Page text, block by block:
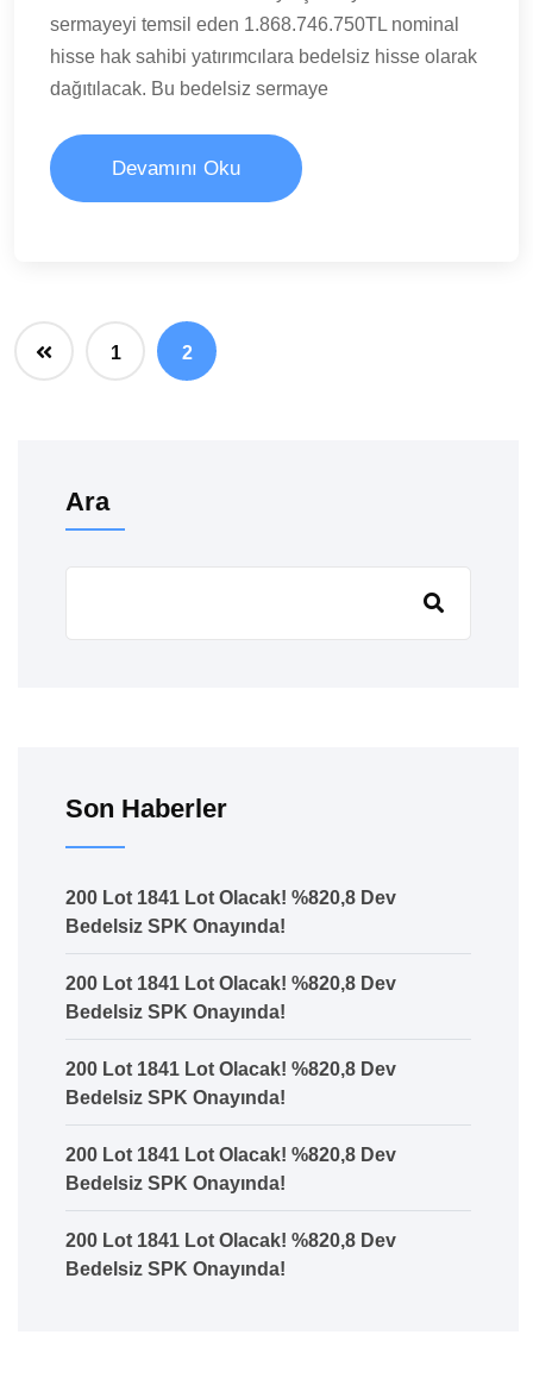
sermayeyi temsil eden 1.868.746.750TL nominal
hisse hak sahibi yatırımcılara bedelsiz hisse olarak
dağıtılacak. Bu bedelsiz sermaye
Devamını Oku
1 2
Ara
Son Haberler
200 Lot 1841 Lot Olacak! %820,8 Dev
Bedelsiz SPK Onayında!
200 Lot 1841 Lot Olacak! %820,8 Dev
Bedelsiz SPK Onayında!
200 Lot 1841 Lot Olacak! %820,8 Dev
Bedelsiz SPK Onayında!
200 Lot 1841 Lot Olacak! %820,8 Dev
Bedelsiz SPK Onayında!
200 Lot 1841 Lot Olacak! %820,8 Dev
Bedelsiz SPK Onayında!